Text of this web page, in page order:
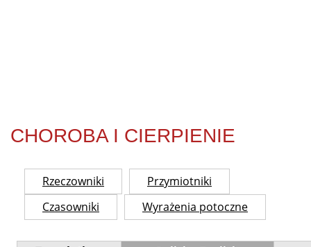
CHOROBA I CIERPIENIE
Rzeczowniki
Przymiotniki
Czasowniki
Wyrażenia potoczne